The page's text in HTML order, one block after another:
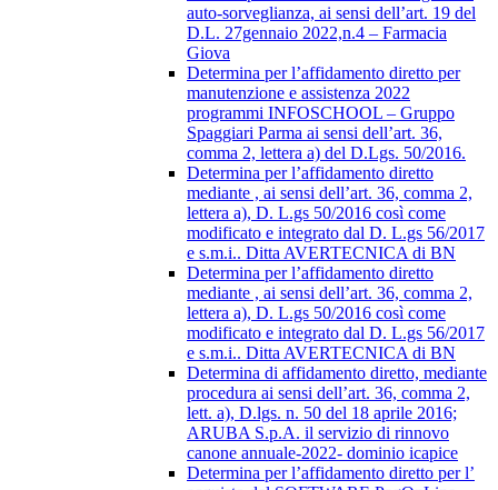
auto-sorveglianza, ai sensi dell’art. 19 del
D.L. 27gennaio 2022,n.4 – Farmacia
Giova
Determina per l’affidamento diretto per
manutenzione e assistenza 2022
programmi INFOSCHOOL – Gruppo
Spaggiari Parma ai sensi dell’art. 36,
comma 2, lettera a) del D.Lgs. 50/2016.
Determina per l’affidamento diretto
mediante , ai sensi dell’art. 36, comma 2,
lettera a), D. L.gs 50/2016 così come
modificato e integrato dal D. L.gs 56/2017
e s.m.i.. Ditta AVERTECNICA di BN
Determina per l’affidamento diretto
mediante , ai sensi dell’art. 36, comma 2,
lettera a), D. L.gs 50/2016 così come
modificato e integrato dal D. L.gs 56/2017
e s.m.i.. Ditta AVERTECNICA di BN
Determina di affidamento diretto, mediante
procedura ai sensi dell’art. 36, comma 2,
lett. a), D.lgs. n. 50 del 18 aprile 2016;
ARUBA S.p.A. il servizio di rinnovo
canone annuale-2022- dominio icapice
Determina per l’affidamento diretto per l’